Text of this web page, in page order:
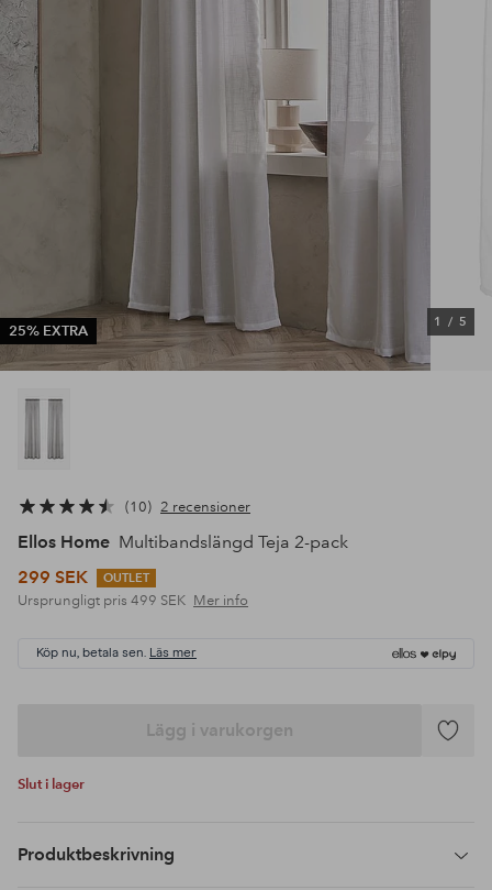
25% EXTRA
1 / 5
10 2 recensioner
Ellos Home Multibandslängd Teja 2-pack
299 SEK
OUTLET
Ursprungligt pris 499 SEK Mer info
Köp nu, betala sen. Läs mer
Lägg i varukorgen
Lägg
Slut i lager
Produktbeskrivning